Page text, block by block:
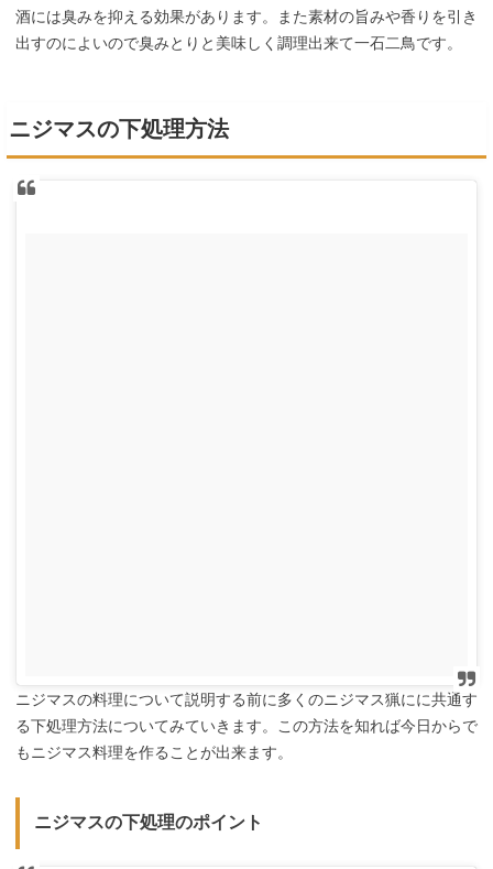
酒には臭みを抑える効果があります。また素材の旨みや香りを引き
出すのによいので臭みとりと美味しく調理出来て一石二鳥です。
ニジマスの下処理方法
ニジマスの料理について説明する前に多くのニジマス猟にに共通す
る下処理方法についてみていきます。この方法を知れば今日からで
もニジマス料理を作ることが出来ます。
ニジマスの下処理のポイント